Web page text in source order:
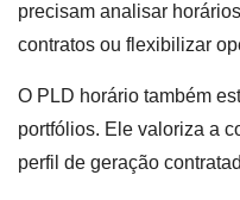
precisam analisar
contratos ou flexibilizar
O PLD horário também
portfólios. Ele valoriza a
perfil de geração